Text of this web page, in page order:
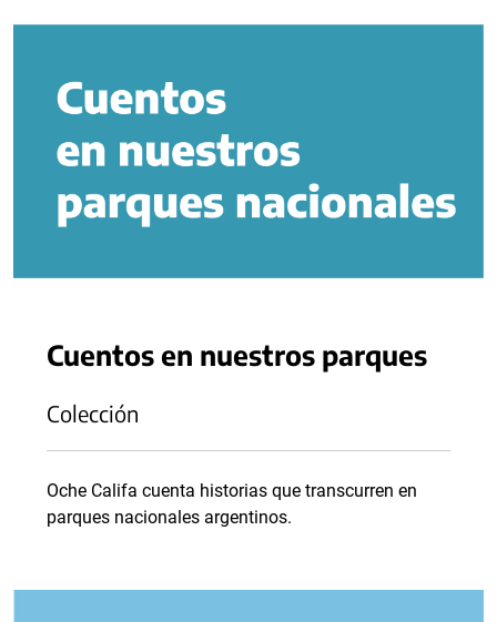
Cuentos en nuestros parques
Colección
Oche Califa cuenta historias que transcurren en
parques nacionales argentinos.